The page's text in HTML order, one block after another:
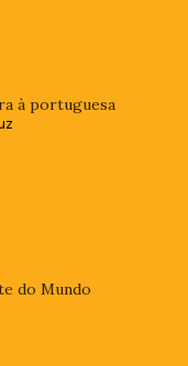
à portuguesa
do Mundo